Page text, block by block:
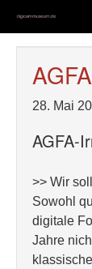
springen
28. Mai
AGFA-
>> Wir
Sowohl
digitale
Jahre